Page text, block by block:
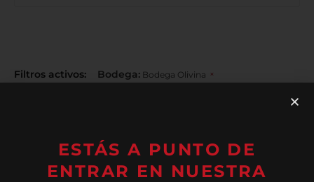
Filtros activos: Bodega: Bodega Olivina ×
ESTÁS A PUNTO DE
ENTRAR EN NUESTRA